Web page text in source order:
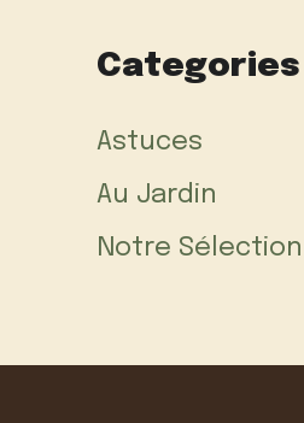
Categories
Astuces
Au Jardin
Notre Sélection